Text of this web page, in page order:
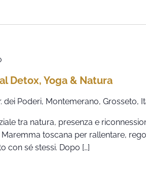
Detox, Yoga & Natura
dei Poderi, Montemerano, Grosseto,
tra natura, presenza e
toscana per rallentare,
con sé stessi. Dopo […]